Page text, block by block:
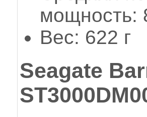
мощность:
Вес: 622 г
Seagate